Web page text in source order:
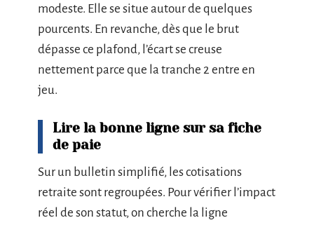
modeste. Elle se situe autour de quelques
pourcents. En revanche, dès que le brut
dépasse ce plafond, l’écart se creuse
nettement parce que la tranche 2 entre en
jeu.
Lire la bonne ligne sur sa fiche
de paie
Sur un bulletin simplifié, les cotisations
retraite sont regroupées. Pour vérifier l’impact
réel de son statut, on cherche la ligne